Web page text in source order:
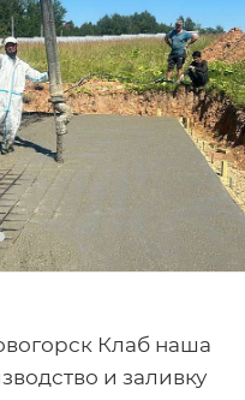
Клаб наша
и заливку